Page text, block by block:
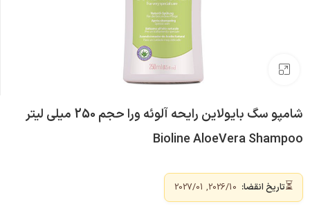
شامپو سگ بایولاین رایحه آلوئه ورا حجم 250 میلی لیتر
Bioline AloeVera Shampoo
⏳تاریخ انقضا: